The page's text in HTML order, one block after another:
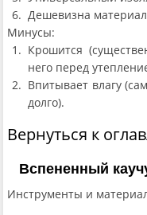
Дешевизна
Минусы:
Крошится
него перед
Впитывает влагу
долго).
Вернуться к
Вспененный
Инструменты и